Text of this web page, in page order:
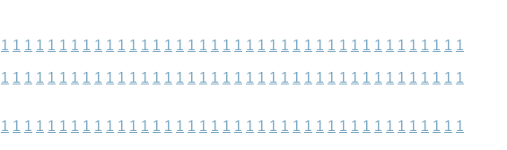
1 1 1 1 1 1 1 1 1 1 1 1 1 1 1 1 1 1 1 1 1 1 1 1 1 1 1 1 1 1 1 1 1 1 1 1 1 1 1 1
1 1 1 1 1 1 1 1 1 1 1 1 1 1 1 1 1 1 1 1 1 1 1 1 1 1 1 1 1 1 1 1 1 1 1 1 1 1 1 1
1 1 1 1 1 1 1 1 1 1 1 1 1 1 1 1 1 1 1 1 1 1 1 1 1 1 1 1 1 1 1 1 1 1 1 1 1 1 1 1